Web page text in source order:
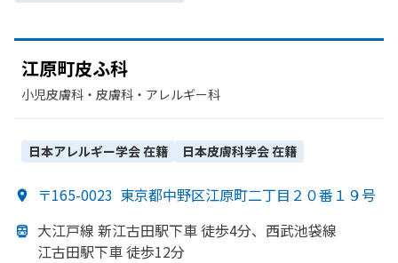
江原町皮ふ科
小児皮膚科・​皮膚科・​アレルギー科
日本アレルギー学会在籍 日本皮膚科学会在籍
〒165-0023 東京都中野区江原町二丁目２０番１９号
大江戸線 新江古田駅下車 徒歩4分、 西武池袋線
江古田駅下車 徒歩12分